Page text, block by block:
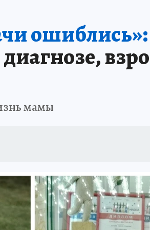
ДНЕВНИК ПЕРВЫХ ТАКАЯ НАУКА КП В
В РОССИИ ЗАПОВЕДНАЯ РОССИЯ
ошиблись»:
мамы